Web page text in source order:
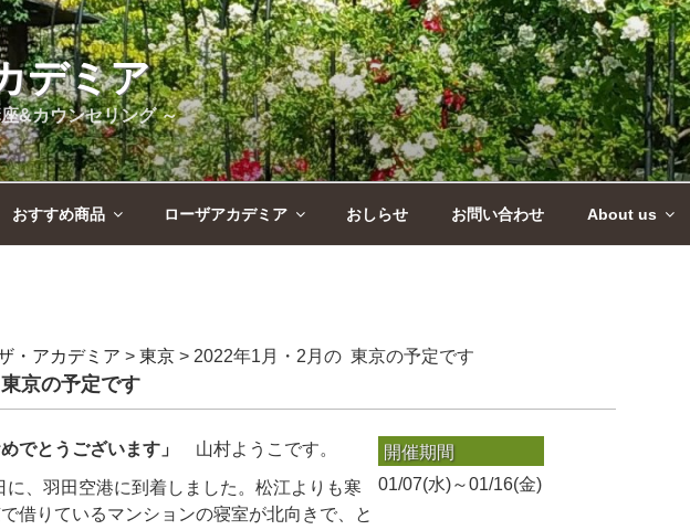
デミア
&カウンセリング ～
おすすめ商品 ローザアカデミア おしらせ お問い合わせ About us
・アカデミア > 東京 > 2022年1月・2月の 東京の予定です
京の予定です
でとうございます」 山村ようこです。
に、羽田空港に到着しました。松江よりも寒
借りているマンションの寝室が北向きで、と
開催期間
01/07(水)～01/16(金)